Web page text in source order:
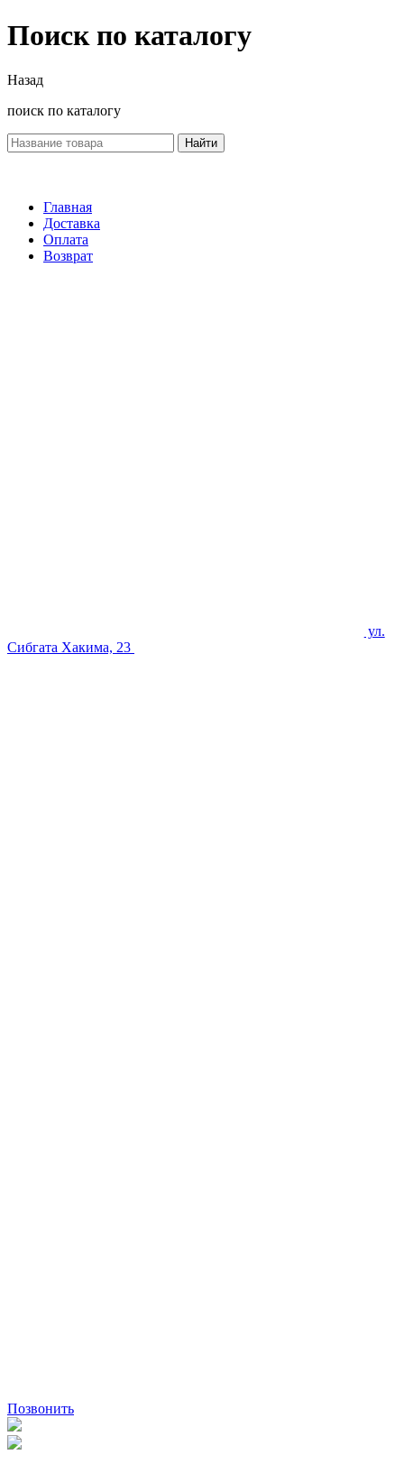
Поиск по каталогу
Назад
поиск по каталогу
Найти
Главная
Доставка
Оплата
Возврат
ул.
Сибгата Хакима, 23
Позвонить